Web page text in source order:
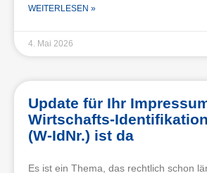
WEITERLESEN »
4. Mai 2026
Update für Ihr
Wirtschafts-
(W-IdNr.) ist da
Es ist ein Thema, das rechtlich schon